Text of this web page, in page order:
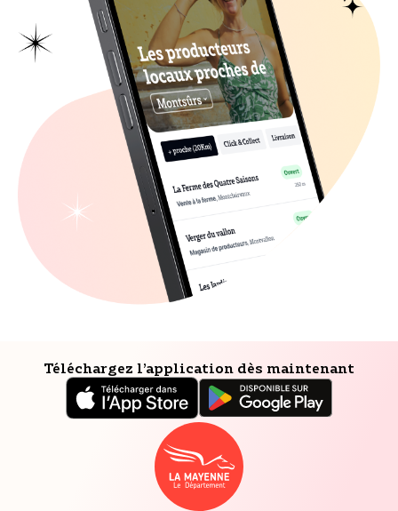
Téléchargez l’application dès maintenant